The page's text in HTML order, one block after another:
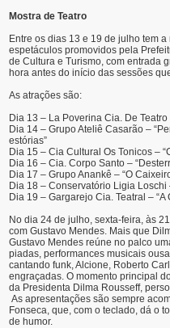
Mostra de Teatro
Entre os dias 13 e 19 de julho tem
espetáculos promovidos pela
de Cultura e Turismo, com entrada
hora antes do início das sessões
As atrações são:
Dia 13 – La Poverina Cia. De Teatro
Dia 14 – Grupo Ateliê Casarão –
estórias”
Dia 15 – Cia Cultural Os Tonicos –
Dia 16 – Cia. Corpo Santo –
Dia 17 – Grupo Anankê – “O
Dia 18 – Conservatório Ligia Loschi
Dia 19 – Gargarejo Cia. Teatral – “A
No dia 24 de julho, sexta-feira, às
com Gustavo Mendes. Mais que
Gustavo Mendes reúne no palco
piadas, performances musicais
cantando funk, Alcione, Roberto
engraçadas. O momento principal
da Presidenta Dilma Rousseff,
As apresentações são sempre
Fonseca, que, com o teclado, dá o
de humor.